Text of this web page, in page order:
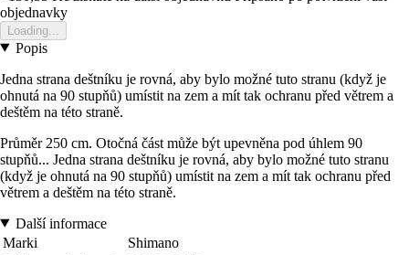
objednavky
Loading...
Popis
Jedna strana deštníku je rovná, aby bylo možné tuto stranu (když je
ohnutá na 90 stupňů) umístit na zem a mít tak ochranu před větrem a
deštěm na této straně.
Průměr 250 cm. Otočná část může být upevněna pod úhlem 90
stupňů... Jedna strana deštníku je rovná, aby bylo možné tuto stranu
(když je ohnutá na 90 stupňů) umístit na zem a mít tak ochranu před
větrem a deštěm na této straně.
Další informace
Marki
Shimano